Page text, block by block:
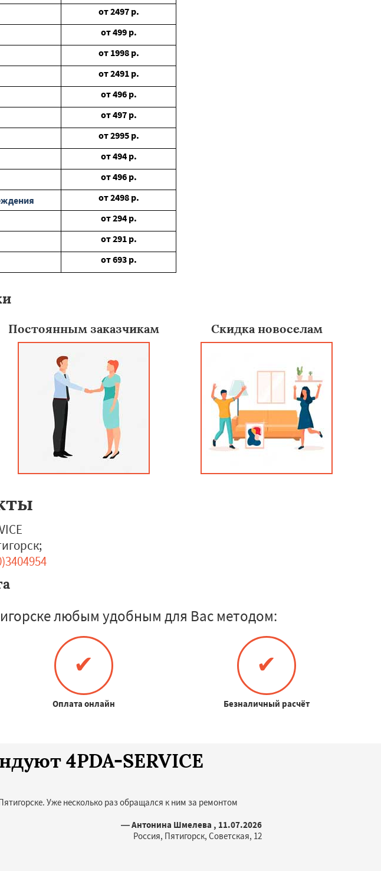
от2497 р.
от499 р.
от 1998 р.
от2491 р.
от496 р.
от497 р.
от2995 р.
от494 р.
от496 р.
от2498 р.
от294 р.
от291 р.
от693 р.
Постоянным заказчикам Скидка новоселам
;
любым удобным для Вас методом:
✔
Оплата онлайн
✔
Безналичный расчёт
4PDA-SERVICE
Уже несколько раз обращался к ним за ремонтом
— Антонина Шмелева , 11.07.2026
Россия, Пятигорск, Советская, 12